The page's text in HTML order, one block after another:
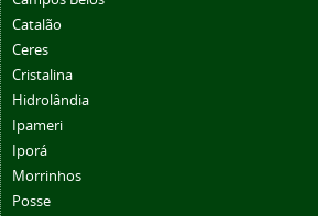
Catalão
Ceres
Cristalina
Hidrolândia
Ipameri
Iporá
Morrinhos
Posse